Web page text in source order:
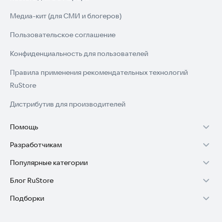
Медиа-кит (для СМИ и блогеров)
Пользовательское соглашение
Конфиденциальность для пользователей
Правила применения рекомендательных технологий
RuStore
Дистрибутив для производителей
Помощь
Установка RuStore на TV
Установка RuStore на телефон
Установка RuStore в машину
Помощь пользователям RuStore
Разработчикам
Зарабатывать с RuStore
Стать разработчиком
Доступ к RuStore Консоль
Популярные категории
Игры для Android
Приложения банков
Блог RuStore
Обзоры игр для Android 2025
Подборки